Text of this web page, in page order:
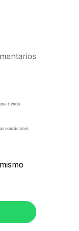
tienda
condiciones